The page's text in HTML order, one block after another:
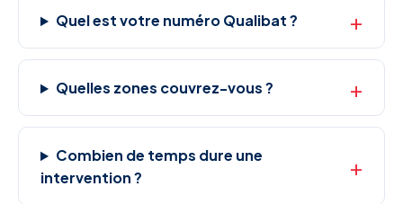
Quel est votre numéro Qualibat ?
Quelles zones couvrez-vous ?
Combien de temps dure une
intervention ?